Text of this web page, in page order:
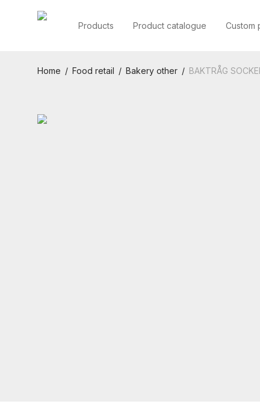
Products Product catalogue Custom
Home / Food retail / Bakery other / BAKTRÅG